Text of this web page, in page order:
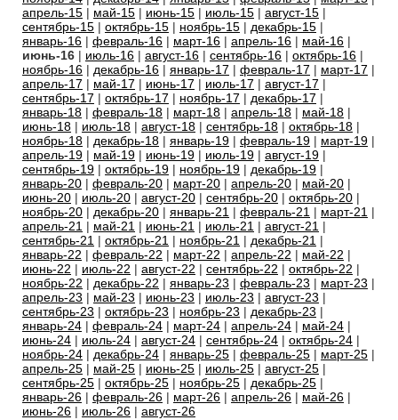
апрель-15 | май-15 | июнь-15 | июль-15 | август-15 |
сентябрь-15 | октябрь-15 | ноябрь-15 | декабрь-15 |
январь-16 | февраль-16 | март-16 | апрель-16 | май-16 |
июнь-16 | июль-16 | август-16 | сентябрь-16 | октябрь-16 |
ноябрь-16 | декабрь-16 | январь-17 | февраль-17 | март-17 |
апрель-17 | май-17 | июнь-17 | июль-17 | август-17 |
сентябрь-17 | октябрь-17 | ноябрь-17 | декабрь-17 |
январь-18 | февраль-18 | март-18 | апрель-18 | май-18 |
июнь-18 | июль-18 | август-18 | сентябрь-18 | октябрь-18 |
ноябрь-18 | декабрь-18 | январь-19 | февраль-19 | март-19 |
апрель-19 | май-19 | июнь-19 | июль-19 | август-19 |
сентябрь-19 | октябрь-19 | ноябрь-19 | декабрь-19 |
январь-20 | февраль-20 | март-20 | апрель-20 | май-20 |
июнь-20 | июль-20 | август-20 | сентябрь-20 | октябрь-20 |
ноябрь-20 | декабрь-20 | январь-21 | февраль-21 | март-21 |
апрель-21 | май-21 | июнь-21 | июль-21 | август-21 |
сентябрь-21 | октябрь-21 | ноябрь-21 | декабрь-21 |
январь-22 | февраль-22 | март-22 | апрель-22 | май-22 |
июнь-22 | июль-22 | август-22 | сентябрь-22 | октябрь-22 |
ноябрь-22 | декабрь-22 | январь-23 | февраль-23 | март-23 |
апрель-23 | май-23 | июнь-23 | июль-23 | август-23 |
сентябрь-23 | октябрь-23 | ноябрь-23 | декабрь-23 |
январь-24 | февраль-24 | март-24 | апрель-24 | май-24 |
июнь-24 | июль-24 | август-24 | сентябрь-24 | октябрь-24 |
ноябрь-24 | декабрь-24 | январь-25 | февраль-25 | март-25 |
апрель-25 | май-25 | июнь-25 | июль-25 | август-25 |
сентябрь-25 | октябрь-25 | ноябрь-25 | декабрь-25 |
январь-26 | февраль-26 | март-26 | апрель-26 | май-26 |
июнь-26 | июль-26 | август-26